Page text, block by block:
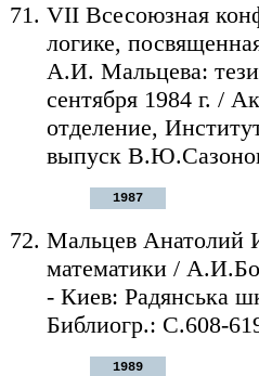
VII Всесоюзная
логике,
А.И. Мальцева:
сентября 1984 г. /
отделение,
выпуск
1987
Мальцев Анатолий
математики /
- Киев: Радянська
Библиогр.: С.608-
1989